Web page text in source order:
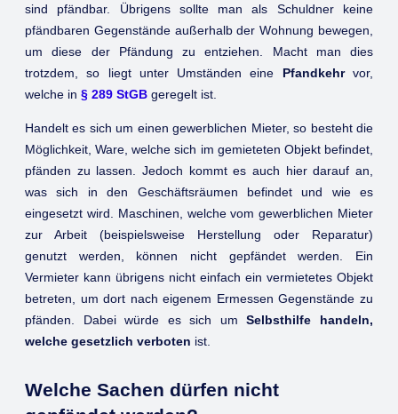
sind pfändbar. Übrigens sollte man als Schuldner keine
pfändbaren Gegenstände außerhalb der Wohnung bewegen,
um diese der Pfändung zu entziehen. Macht man dies
trotzdem, so liegt unter Umständen eine Pfandkehrvor,
welche in § 289 StGB geregelt ist.
Handelt es sich um einen gewerblichen Mieter, so besteht die
Möglichkeit, Ware, welche sich im gemieteten Objekt befindet,
pfänden zu lassen. Jedoch kommt es auch hier darauf an,
was sich in den Geschäftsräumen befindet und wie es
eingesetzt wird. Maschinen, welche vom gewerblichen Mieter
zur Arbeit (beispielsweise Herstellung oder Reparatur)
genutzt werden, können nicht gepfändet werden. Ein
Vermieter kann übrigens nicht einfach ein vermietetes Objekt
betreten, um dort nach eigenem Ermessen Gegenstände zu
pfänden. Dabei würde es sich umSelbsthilfe handeln,
welche gesetzlich verboten ist.
Welche Sachen dürfen nicht